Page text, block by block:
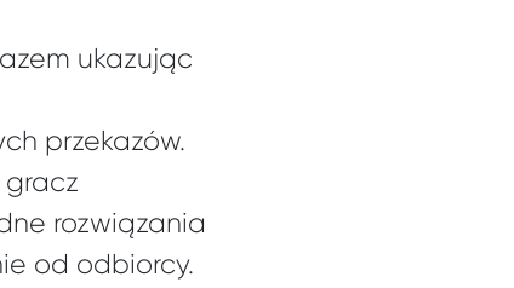
ukazując
przekazów.
gracz
rozwiązania
od odbiorcy.